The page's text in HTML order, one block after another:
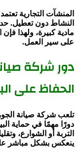
المنشآت التجارية
النشاط دون تعطيل.
مادية كبيرة، ولهذا
على سير العمل.
دور شركة
الحفاظ على
تلعب شركة صيانة
دورًا مهمًا في حماية
التربة أو الشوارع،
ينعكس بشكل مباشر